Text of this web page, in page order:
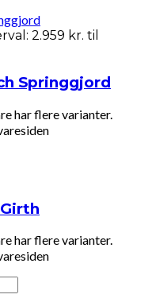
2.959 kr. til
Springgjord
har flere varianter.
har flere varianter.